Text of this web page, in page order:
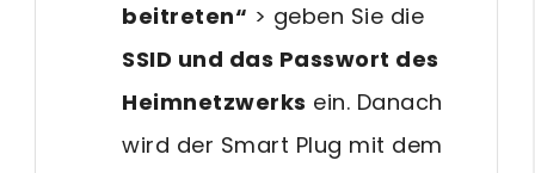
beitreten“ > geben Sie die
SSID und das Passwort des
Heimnetzwerks ein. Danach
wird der Smart Plug mit dem